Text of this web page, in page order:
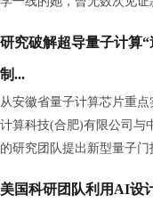
研究破解超导量子计算
制...
从安徽省量子计算芯片重
计算科技(合肥)有限公司与
的研究团队提出新型量子门
美国科研团队利用AI设